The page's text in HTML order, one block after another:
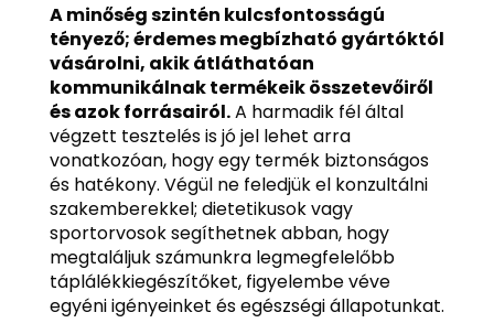
A minőség szintén kulcsfontosságú
tényező; érdemes megbízható gyártóktól
vásárolni, akik átláthatóan
kommunikálnak termékeik összetevőiről
és azok forrásairól.A harmadik fél által
végzett tesztelés is jó jel lehet arra
vonatkozóan, hogy egy termék biztonságos
és hatékony. Végül ne feledjük el konzultálni
szakemberekkel; dietetikusok vagy
sportorvosok segíthetnek abban, hogy
megtaláljuk számunkra legmegfelelőbb
táplálékkiegészítőket, figyelembe véve
egyéni igényeinket és egészségi állapotunkat.